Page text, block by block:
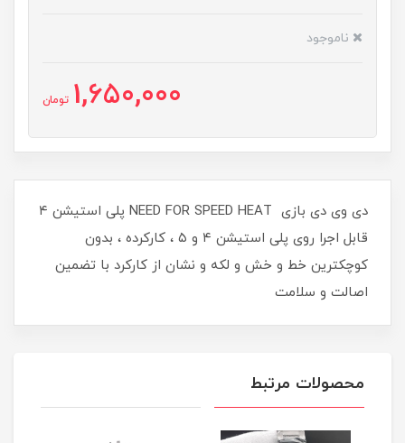
ناموجود
1,650,000 تومان
دی وی دی بازی NEED FOR SPEED HEAT پلی استیشن ۴
قابل اجرا روی پلی استیشن ۴ و ۵ ، کارکرده ، بدون
کوچکترین خط و خش و لکه و نشان از کارکرد با تضمین
اصالت و سلامت
محصولات مرتبط